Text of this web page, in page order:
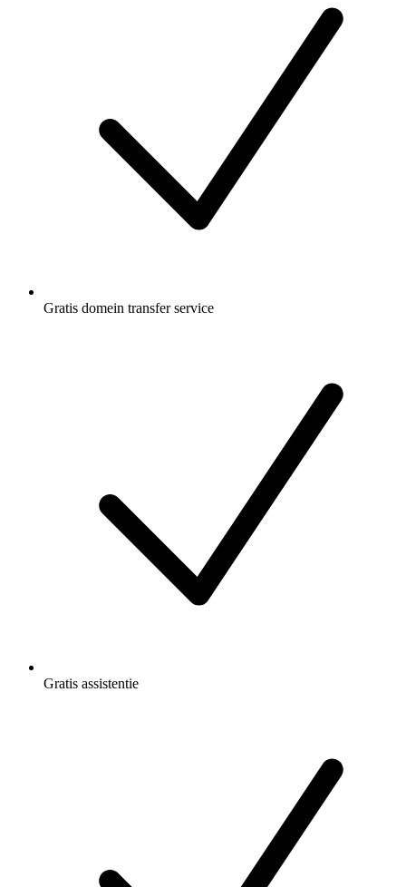
Gratis domein transfer service
Gratis assistentie